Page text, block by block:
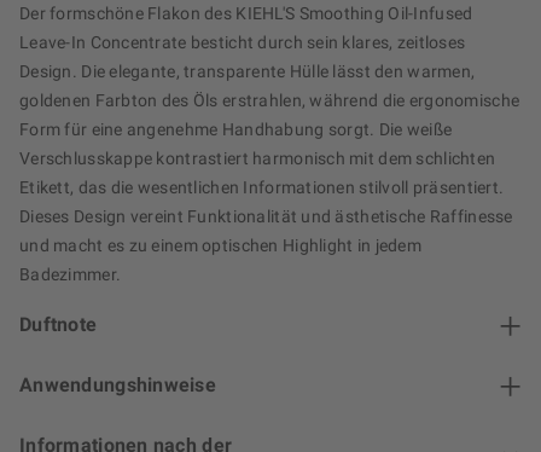
Der formschöne Flakon des KIEHL'S Smoothing Oil-Infused
Leave-In Concentrate besticht durch sein klares, zeitloses
Design. Die elegante, transparente Hülle lässt den warmen,
goldenen Farbton des Öls erstrahlen, während die ergonomische
Form für eine angenehme Handhabung sorgt. Die weiße
Verschlusskappe kontrastiert harmonisch mit dem schlichten
Etikett, das die wesentlichen Informationen stilvoll präsentiert.
Dieses Design vereint Funktionalität und ästhetische Raffinesse
und macht es zu einem optischen Highlight in jedem
Badezimmer.
Duftnote
Anwendungshinweise
Informationen nach der